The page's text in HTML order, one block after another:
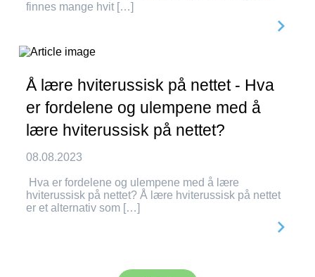
finnes mange hvit […]
Å lære hviterussisk på nettet - Hva
er fordelene og ulempene med å
lære hviterussisk på nettet?
08.08.2023
Hva er fordelene og ulempene med å lære
hviterussisk på nettet? Å lære hviterussisk på nettet
er et alternativ som […]